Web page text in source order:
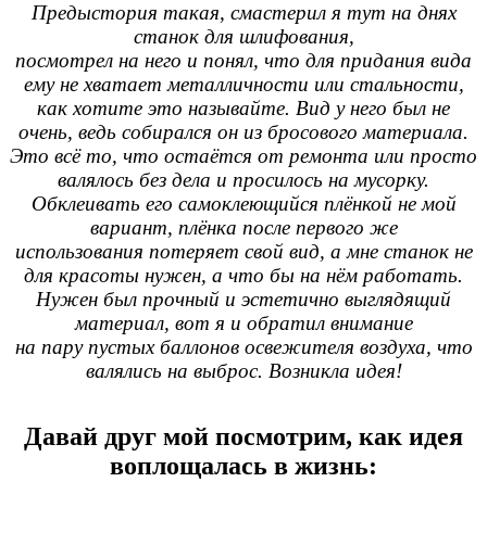
Предыстория такая, смастерил я тут на днях
станок для шлифования,
посмотрел на него и понял, что для придания вида
ему не хватает металличности или стальности,
как хотите это называйте. Вид у него был не
очень, ведь собирался он из бросового материала.
Это всё то, что остаётся от ремонта или просто
валялось без дела и просилось на мусорку.
Обклеивать его самоклеющийся плёнкой не мой
вариант, плёнка после первого же
использования потеряет свой вид, а мне станок не
для красоты нужен, а что бы на нём работать.
Нужен был прочный и эстетично выглядящий
материал, вот я и обратил внимание
на пару пустых баллонов освежителя воздуха, что
валялись на выброс. Возникла идея!
Давай друг мой посмотрим, как идея
воплощалась в жизнь: